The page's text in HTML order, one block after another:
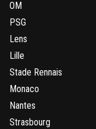
OM
PSG
Lens
Lille
Stade Rennais
Monaco
Nantes
Strasbourg